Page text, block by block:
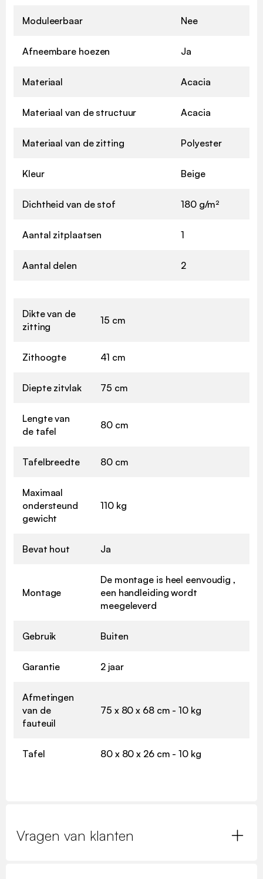
Moduleerbaar Nee
Afneembare hoezen Ja
Materiaal Acacia
Materiaal van de structuur Acacia
Materiaal van de zitting Polyester
Kleur Beige
Dichtheid van de stof 180 g/m²
Aantal zitplaatsen 1
Aantal delen 2
Dikte van de
zitting
15 cm
Zithoogte 41 cm
Diepte zitvlak 75 cm
Lengte van
de tafel
80 cm
Tafelbreedte 80 cm
Maximaal
ondersteund
gewicht
110 kg
Bevat hout Ja
Montage
De montage is heel eenvoudig ,
een handleiding wordt
meegeleverd
Gebruik Buiten
Garantie 2 jaar
Afmetingen
van de
fauteuil
75 x 80 x 68 cm - 10 kg
Tafel 80 x 80 x 26 cm - 10 kg
Vragen van klanten